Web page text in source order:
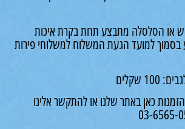
מתבצע תחת בקרת איכות
למועד הגעת המשלוח למשלוחי פירות
באתר שלנו או להתקשר אלינו